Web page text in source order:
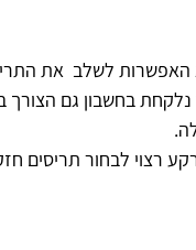
לשלב את
נלקחת בחשבון גם
רצוי לבחור תריסים